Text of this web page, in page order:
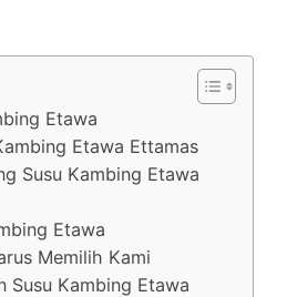
Etawa
Etawa Ettamas
Susu Kambing Etawa
Etawa
Memilih Kami
Susu Kambing Etawa